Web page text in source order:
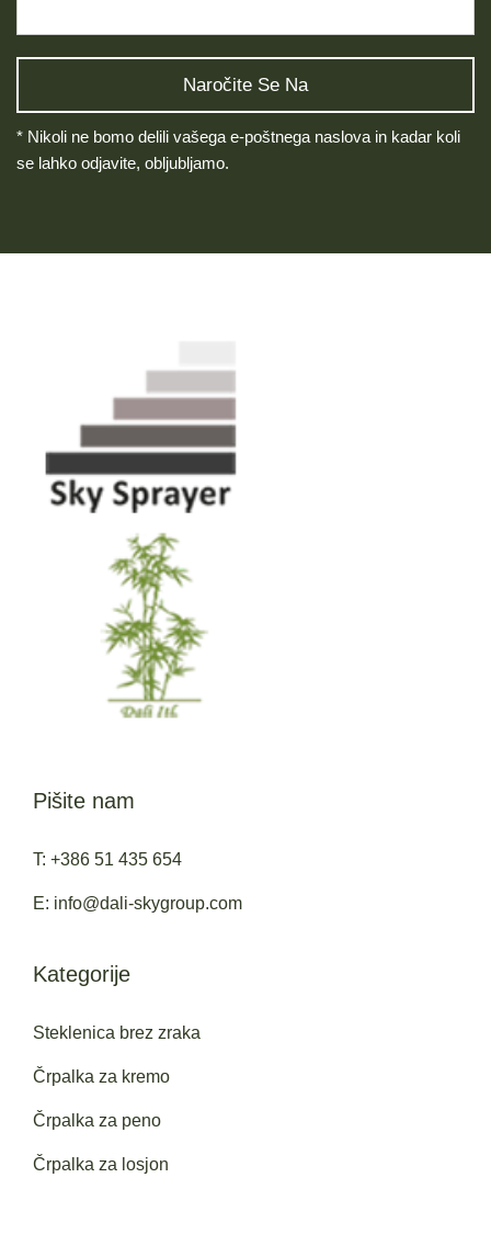
* Nikoli ne bomo delili vašega e-poštnega naslova in kadar koli
se lahko odjavite, obljubljamo.
Pišite nam
T: +386 51 435 654
E: info@dali-skygroup.com
Kategorije
Steklenica brez zraka
Črpalka za kremo
Črpalka za peno
Črpalka za losjon